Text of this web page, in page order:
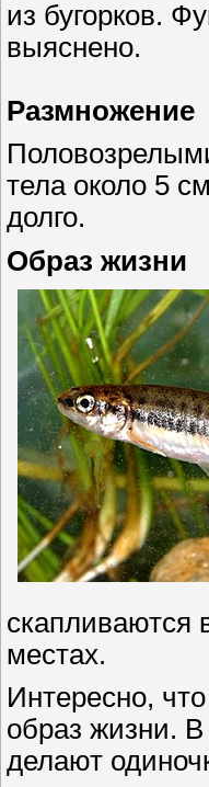
из бугорков.
выяснено.
Размножение
тела около 5
долго.
Образ жизни
скапливаются
местах.
Интересно,
образ жизни. В
делают